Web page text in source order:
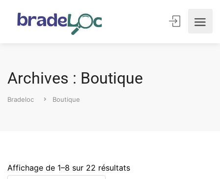
Archives : Boutique
Bradeloc Boutique
Affichage de 1–8 sur 22 résultats